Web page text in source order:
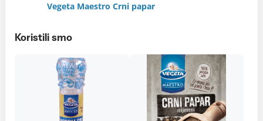
Vegeta Maestro Crni papar
Koristili smo